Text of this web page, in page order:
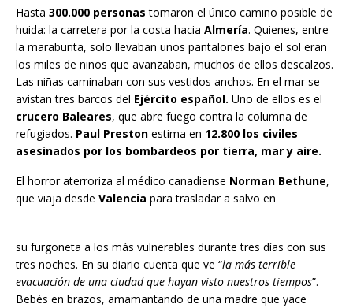
Hasta 300.000 personas tomaron el único camino posible de
huida: la carretera por la costa hacia Almería. Quienes, entre
la marabunta, solo llevaban unos pantalones bajo el sol eran
los miles de niños que avanzaban, muchos de ellos descalzos.
Las niñas caminaban con sus vestidos anchos. En el mar se
avistan tres barcos del Ejército español. Uno de ellos es el
crucero Baleares, que abre fuego contra la columna de
refugiados. Paul Preston estima en 12.800 los civiles
asesinados por los bombardeos por tierra, mar y aire.
El horror aterroriza al médico canadiense Norman Bethune,
que viaja desde Valencia para trasladar a salvo en
su furgoneta a los más vulnerables durante tres días con sus
tres noches. En su diario cuenta que ve “la más terrible
evacuación de una ciudad que hayan visto nuestros tiempos”.
Bebés en brazos, amamantando de una madre que yace